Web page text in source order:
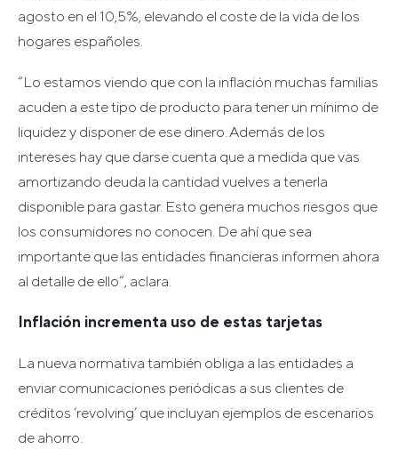
agosto en el 10,5%, elevando el coste de la vida de los
hogares españoles.
“Lo estamos viendo que con la inflación muchas familias
acuden a este tipo de producto para tener un mínimo de
liquidez y disponer de ese dinero. Además de los
intereses hay que darse cuenta que a medida que vas
amortizando deuda la cantidad vuelves a tenerla
disponible para gastar. Esto genera muchos riesgos que
los consumidores no conocen. De ahí que sea
importante que las entidades financieras informen ahora
al detalle de ello”, aclara.
Inflación incrementa uso de estas tarjetas
La nueva normativa también obliga a las entidades a
enviar comunicaciones periódicas a sus clientes de
créditos ‘revolving’ que incluyan ejemplos de escenarios
de ahorro.